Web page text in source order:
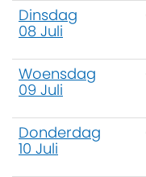
Dinsdag
08 Juli
Woensdag
09 Juli
Donderdag
10 Juli